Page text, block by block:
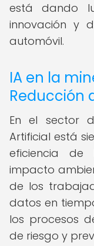
está dando
innovación y
automóvil.
IA en la
Reducción
En el sector
Artificial está
eficiencia de
impacto
de los
datos en
los procesos
de riesgo y